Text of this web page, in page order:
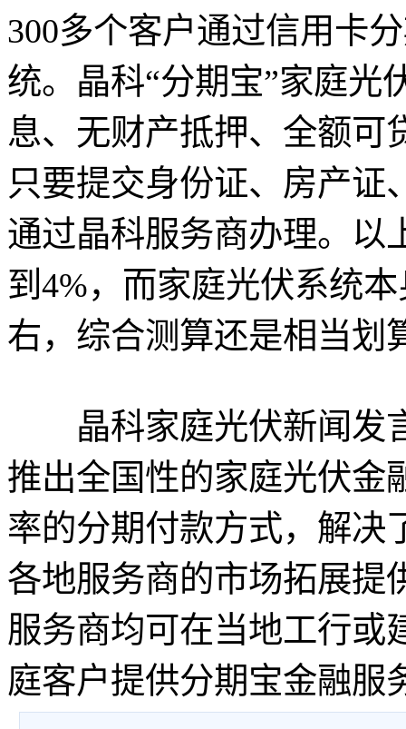
300多个客户通过信用卡
统。晶科“分期宝”家庭光
息、无财产抵押、全额可
只要提交身份证、房产证
通过晶科服务商办理。以
到4%，而家庭光伏系统
右，综合测算还是相当划
晶科家庭光伏新闻发
推出全国性的家庭光伏金
率的分期付款方式，解决
各地服务商的市场拓展提
服务商均可在当地工行或
庭客户提供分期宝金融服